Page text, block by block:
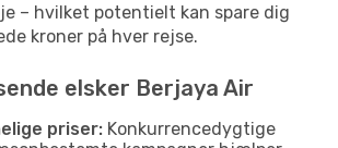
– hvilket potentielt kan spare dig
kroner på hver rejse.
elsker Berjaya Air
priser: Konkurrencedygtige